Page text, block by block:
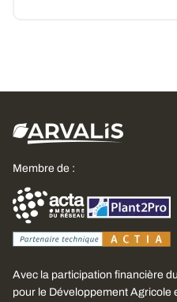
Membre de :
Avec la participation financière
pour le Développement Agricole